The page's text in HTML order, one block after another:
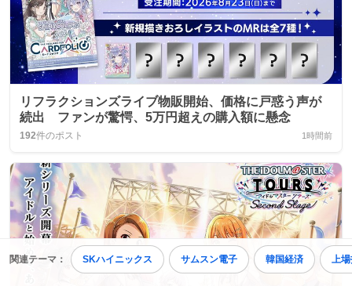
関連テーマ： SKハイニックス サムスン電子 韓国経済 上
リフラクションズライブ物販開始、価格に戸惑う声が
続出 ファンが驚愕、5万円超えの購入額に懸念
192件のポスト 1時間前